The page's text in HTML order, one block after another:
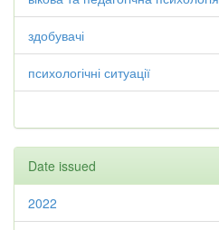
здобувачі
психологічні ситуації
Date issued
2022